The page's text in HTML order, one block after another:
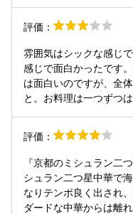
いているコースにしま
の身のソースとの相性
きたい美味しいレスト
評価：
雰囲気はシックな感じ
感じで面白かったです
は面白いのですが、全
と。お料理は一つずつ
かなりされているので
いうか、相乗効果まで
何が美味しかったか？
難しいかも。品数も多
なっていたので、普通
お勧めします。ご馳走様
評価：
『京都のミシュラン二つ星
シュラン二つ星中華で
なりテンポ良く出され
ダードな中華からは離